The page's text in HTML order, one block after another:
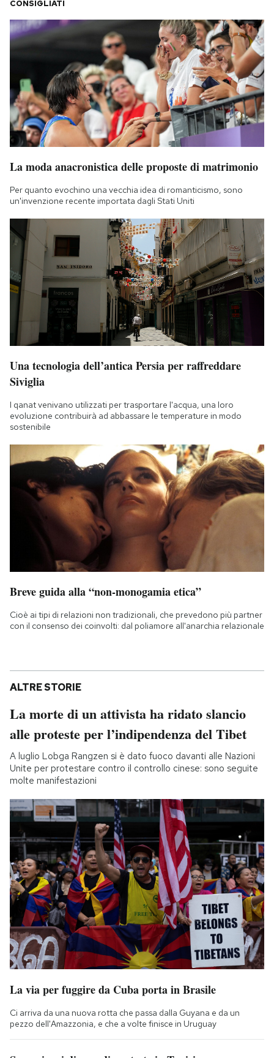
CONSIGLIATI
La moda anacronistica delle proposte di matrimonio
Per quanto evochino una vecchia idea di romanticismo, sono
un'invenzione recente importata dagli Stati Uniti
Una tecnologia dell’antica Persia per raffreddare
Siviglia
I qanat venivano utilizzati per trasportare l'acqua, una loro
evoluzione contribuirà ad abbassare le temperature in modo
sostenibile
Breve guida alla “non-monogamia etica”
Cioè ai tipi di relazioni non tradizionali, che prevedono più partner
con il consenso dei coinvolti: dal poliamore all'anarchia relazionale
ALTRE STORIE
La morte di un attivista ha ridato slancio
alle proteste per l’indipendenza del Tibet
A luglio Lobga Rangzen si è dato fuoco davanti alle Nazioni
Unite per protestare contro il controllo cinese: sono seguite
molte manifestazioni
La via per fuggire da Cuba porta in Brasile
Ci arriva da una nuova rotta che passa dalla Guyana e da un
pezzo dell'Amazzonia, e che a volte finisce in Uruguay